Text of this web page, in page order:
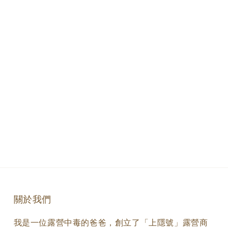
關於我們
我是一位露營中毒的爸爸，創立了「上隱號」露營商